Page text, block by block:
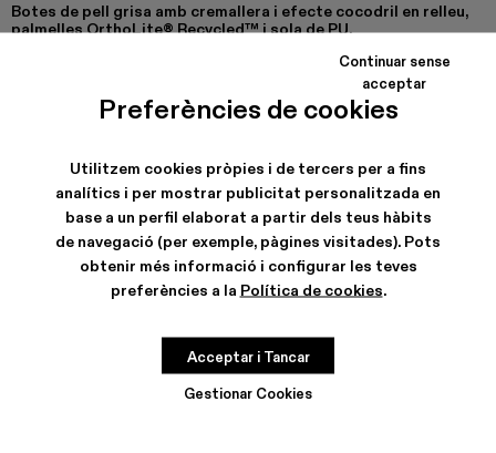
Preferències de cookies
Utilitzem cookies pròpies i de tercers per a fins
analítics i per mostrar publicitat personalitzada en
base a un perfil elaborat a partir dels teus hàbits
de navegació (per exemple, pàgines visitades). Pots
obtenir més informació i configurar les teves
preferències a la Política de cookies.
Gestionar Cookies
Continuar sense
acceptar
Acceptar i Tancar
Botes de pell grisa amb cremallera i efecte cocodril en relleu,
palmelles OrthoLite® Recycled™ i sola de PU.
CARACTERÍSTIQUES
CURA DEL PRODUCTE